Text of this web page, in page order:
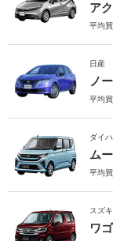
ア
平均
日産
ノ
平均
ダイ
ム
平均
スズキ
ワ